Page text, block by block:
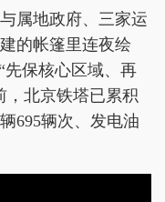
属地政府、三家运
的帐篷里连夜绘
先保核心区域、再
，北京铁塔已累积
695辆次、发电油